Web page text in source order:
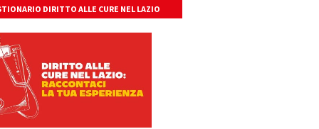
DIRITTO ALLE CURE NEL LAZIO